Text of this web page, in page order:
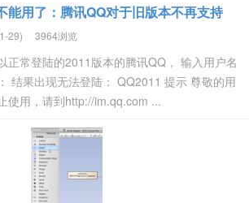
能用了：腾讯QQ对于旧版本不再支持
29) 3964浏览
正常登陆的2011版本的腾讯QQ， 输入用户名
结果出现无法登陆： QQ2011 提示 尊敬的用
使用，请到http://im.qq.com ...